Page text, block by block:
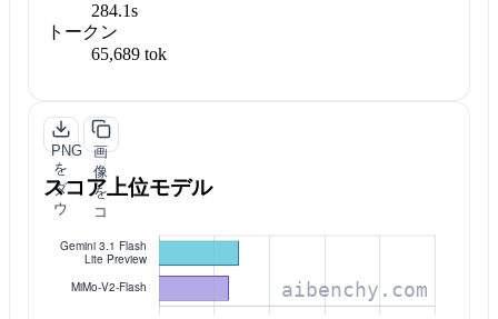
284.1s
トークン
65,689 tok
PNG
を
ダ
ウ
ロ
画
像
を
コ
ー
スコア上位モデル